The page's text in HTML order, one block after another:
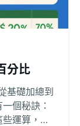
分比
基礎加總到
個秘訣：
運算，讓